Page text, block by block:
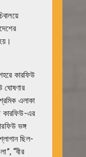
কারফিউ
ঘোষণার
এলাকা
কারফিউ-এর
ভঙ্গ
ছিল-
“বীর